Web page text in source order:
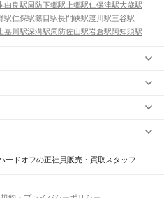
由良駅 周防下郷駅 上郷駅仁保津駅大歳駅
駅仁保駅篠目駅長門峡駅渡川駅三谷駅
上嘉川駅深溝駅 周防佐山駅岩倉駅阿知須駅
ードオフの正社員販売・買取スタッフ